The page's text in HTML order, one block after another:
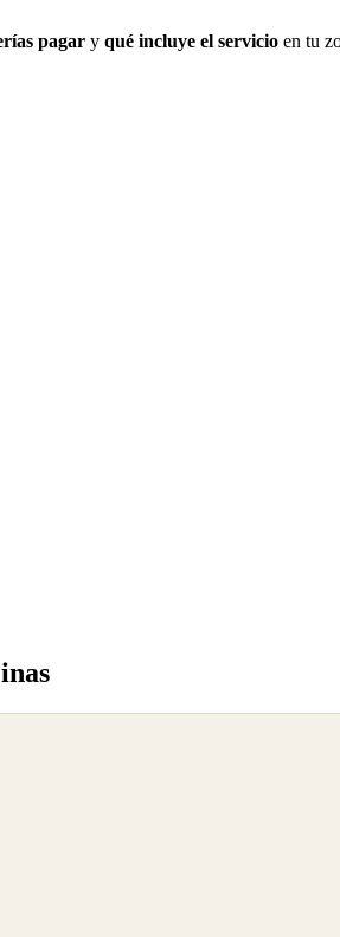
pagar y qué incluye el servicio en tu